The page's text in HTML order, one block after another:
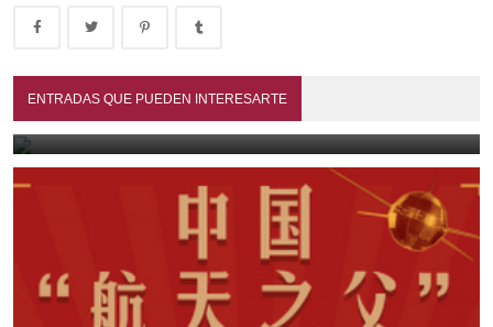
ENTRADAS QUE PUEDEN INTERESARTE
Mis mayores y paisanos (1990)
July 13, 2026